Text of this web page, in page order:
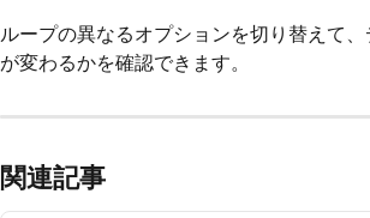
ループの異なるオプションを切り替えて
が変わるかを確認できます。
関連記事